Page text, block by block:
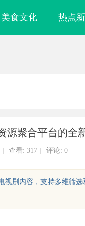
美食文化 热点
源聚合平台的全
查看: 317 评论: 0
剧内容，支持多维筛